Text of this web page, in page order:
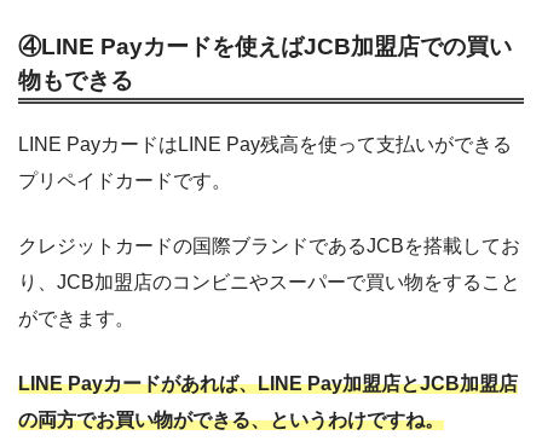
④LINE Payカードを使えばJCB加盟店での買い
物もできる
LINE PayカードはLINE Pay残高を使って支払いができる
プリペイドカードです。
クレジットカードの国際ブランドであるJCBを搭載してお
り、JCB加盟店のコンビニやスーパーで買い物をすること
ができます。
LINE Payカードがあれば、LINE Pay加盟店とJCB加盟店
の両方でお買い物ができる、というわけですね。